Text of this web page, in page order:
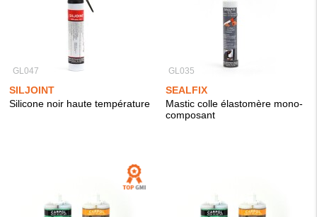
GL047
SILJOINT
Silicone noir haute température
GL035
SEALFIX
Mastic colle élastomère mono-
composant